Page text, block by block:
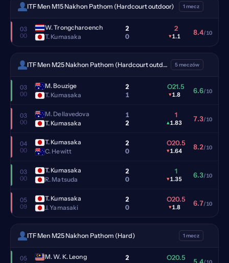
ITF Men M15 Nakhon Pathom (Hardcourt outdoor) 1 mecz
03
00
W. Trongcharoench
T. Kumasaka
2
0
2
▾1.1 8.4/10
ITF Men M25 Nakhon Pathom (Hardcourt outdoor) 5 meczów
03
00
M. Bouzige
T. Kumasaka
2
1
O21.5
▾1.8 6.6/10
03
00
M. Dellavedova
T. Kumasaka
1
2
1
▴1.83 7.3/10
04
00
T. Kumasaka
C. Hewitt
2
0
O20.5
▾1.64 8.2/10
03
00
T. Kumasaka
R. Matsuda
2
0
1
▾1.35 6.3/10
05
09
T. Kumasaka
J. Yamasaki
2
0
O20.5
▾1.8 6.7/10
ITF Men M25 Nakhon Pathom (Hard) 1 mecz
05
M. W. K. Leong
2
O20.5